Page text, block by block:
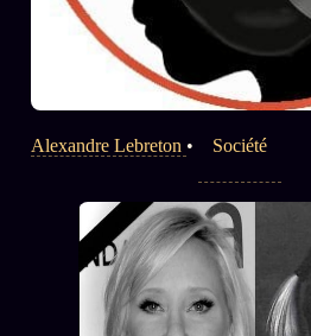
Alexandre Lebreton • Société